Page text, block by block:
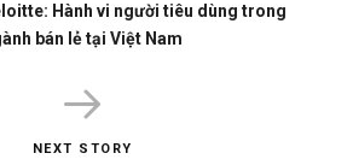
Hành vi người tiêu dùng trong
bán lẻ tại Việt Nam
NEXT STORY